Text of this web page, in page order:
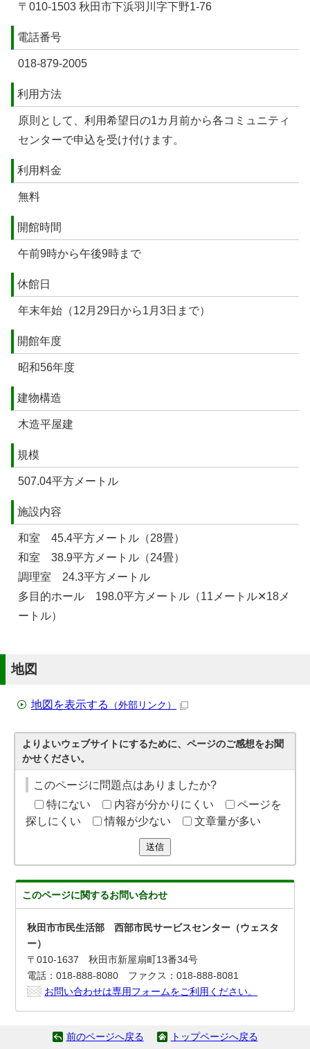
〒010-1503 秋田市下浜羽川字下野1-76
電話番号
018-879-2005
利用方法
原則として、利用希望日の1カ月前から各コミュニティ
センターで申込を受け付けます。
利用料金
無料
開館時間
午前9時から午後9時まで
休館日
年末年始（12月29日から1月3日まで）
開館年度
昭和56年度
建物構造
木造平屋建
規模
507.04平方メートル
施設内容
和室 45.4平方メートル（28畳）
和室 38.9平方メートル（24畳）
調理室 24.3平方メートル
多目的ホール 198.0平方メートル（11メートル✕18メ
ートル）
地図
地図を表示する （外部リンク）
よりよいウェブサイトにするために、ページのご感想をお聞
かせください。
このページに問題点はありましたか?
特にない
内容が分かりにくい
ページを
探しにくい
情報が少ない 文章量が多い
送信
このページに関するお問い合わせ
秋田市市民生活部 西部市民サービスセンター（ウェスタ
ー）
〒010-1637 秋田市新屋扇町13番34号
電話：018-888-8080 ファクス：018-888-8081
お問い合わせは専用フォームをご利用ください。
前のページへ戻る トップページへ戻る